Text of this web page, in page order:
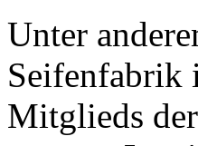
Unter
Seifenfabrik
Mitglieds